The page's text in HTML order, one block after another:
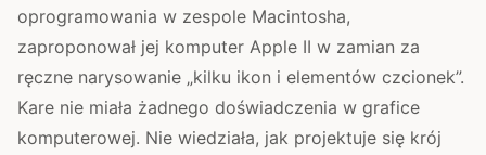
oprogramowania w zespole Macintosha,
zaproponował jej komputer Apple II w zamian za
ręczne narysowanie „kilku ikon i elementów czcionek”.
Kare nie miała żadnego doświadczenia w grafice
komputerowej. Nie wiedziała, jak projektuje się krój